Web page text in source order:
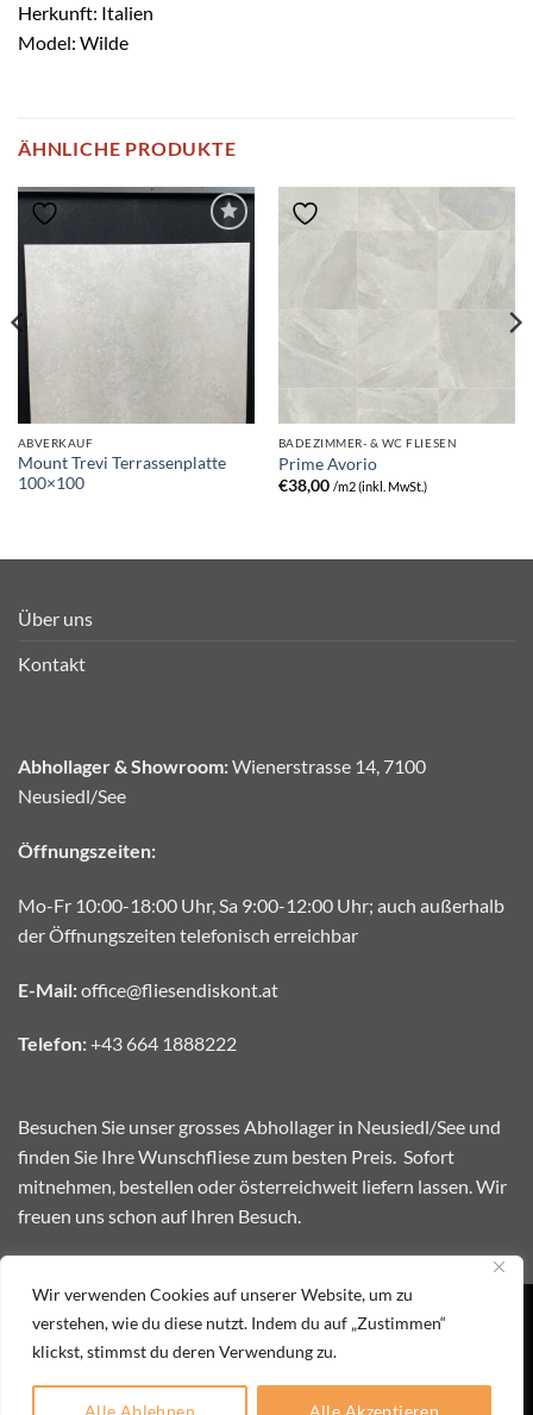
Wir verwenden Cookies auf unserer Website, um zu
verstehen, wie du diese nutzt. Indem du auf „Zustimmen“
klickst, stimmst du deren Verwendung zu.
Alle Ablehnen Alle Akzeptieren
Herkunft: Italien
Model: Wilde
ÄHNLICHE PRODUKTE
ABVERKAUF
Mount Trevi Terrassenplatte
100×100
BADEZIMMER- & WC FLIESEN
Prime Avorio
€38,00 /m2 (inkl. MwSt.)
Über uns
Kontakt
Abhollager & Showroom:Wienerstrasse 14, 7100
Neusiedl/See
Öffnungszeiten:
Mo-Fr 10:00-18:00 Uhr, Sa 9:00-12:00 Uhr; auch außerhalb
der Öffnungszeiten telefonisch erreichbar
E-Mail:office@fliesendiskont.at
Telefon:+43 664 1888222
Besuchen Sie unser grosses Abhollager in Neusiedl/See und
finden Sie Ihre Wunschfliese zum besten Preis. Sofort
mitnehmen, bestellen oder österreichweit liefern lassen. Wir
freuen uns schon auf Ihren Besuch.
Webdesign by www.weblytics.at
Visa
MasterCardBank
Pickup